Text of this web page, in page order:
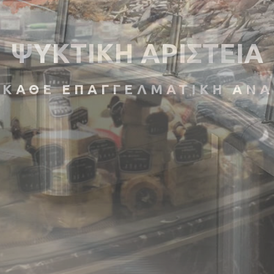
ΨΥΚΤΙΚΗ ΑΡΙΣΤΕΙΑ
ΚΑΘΕ ΕΠΑΓΓΕΛΜΑΤΙΚΗ